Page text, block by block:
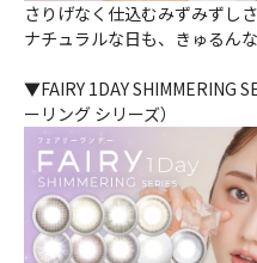
さりげなく仕込むみずみずしさ
ナチュラルな日も、きゅるん
▼FAIRY 1DAY SHIMMERING
ーリング シリーズ）